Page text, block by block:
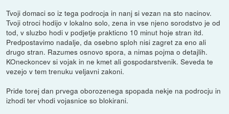
Tvoji domaci so iz tega podrocja in nanj si vezan na sto nacinov.
Tvoji otroci hodijo v lokalno solo, zena in vse njeno sorodstvo je od
tod, v sluzbo hodi v podjetje prakticno 10 minut hoje stran itd.
Predpostavimo nadalje, da osebno sploh nisi zagret za eno ali
drugo stran. Razumes osnovo spora, a nimas pojma o detajlih.
KOneckoncev si vojak in ne kmet ali gospodarstvenik. Seveda te
vezejo v tem trenuku veljavni zakoni.
Pride torej dan prvega oborozenega spopada nekje na podrocju in
izhodi ter vhodi vojasnice so blokirani.